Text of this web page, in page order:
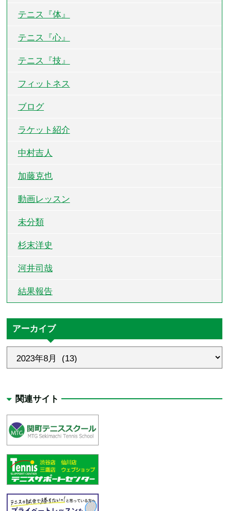
テニス『体』
テニス『心』
テニス『技』
フィットネス
ブログ
ラケット紹介
中村吉人
加藤克也
動画レッスン
未分類
杉末洋史
河井司哉
結果報告
アーカイブ
関連サイト